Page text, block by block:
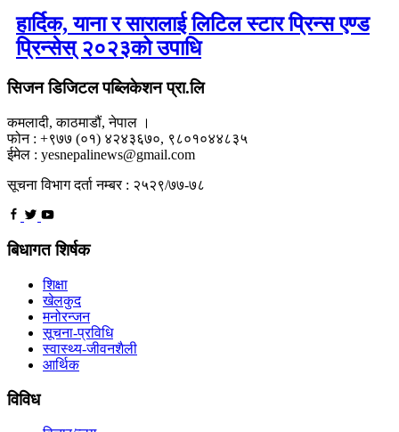
हार्दिक, याना र सारालाई लिटिल स्टार प्रिन्स एण्ड
प्रिन्सेस् २०२३को उपाधि
सिजन डिजिटल पब्लिकेशन प्रा.लि
कमलादी, काठमाडौं, नेपाल ।
फोन : +९७७ (०१) ४२४३६७०, ९८०१०४४८३५
ईमेल : yesnepalinews@gmail.com
सूचना विभाग दर्ता नम्बर : २५२९/७७-७८
बिधागत शिर्षक
शिक्षा
खेलकुद
मनोरन्जन
सूचना-प्रविधि
स्वास्थ्य-जीवनशैली
आर्थिक
विविध